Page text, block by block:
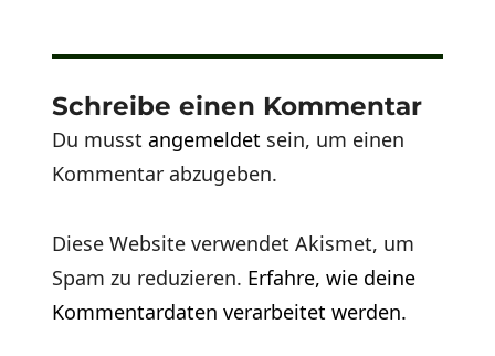
Schreibe einen Kommentar
Du musstangemeldet sein, um einen
Kommentar abzugeben.
Diese Website verwendet Akismet, um
Spam zu reduzieren. Erfahre, wie deine
Kommentardaten verarbeitet werden.